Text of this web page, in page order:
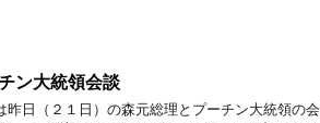
ン大統領会談
昨日（２１日）の森元総理とプーチン大統領の会